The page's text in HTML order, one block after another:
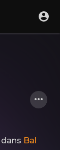
dans Bal